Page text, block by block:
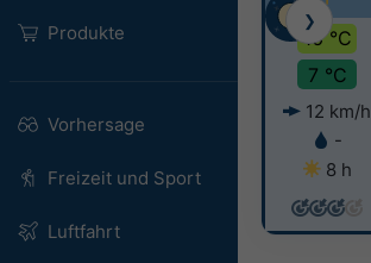
Produkte
Vorhersage
Freizeit und Sport
Luftfahrt
16 °C
7 °C
12 km/h
-
8 h
❯